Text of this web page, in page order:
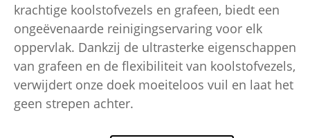
krachtige koolstofvezels en grafeen, biedt een
ongeëvenaarde reinigingservaring voor elk
oppervlak. Dankzij de ultrasterke eigenschappen
van grafeen en de flexibiliteit van koolstofvezels,
verwijdert onze doek moeiteloos vuil en laat het
geen strepen achter.